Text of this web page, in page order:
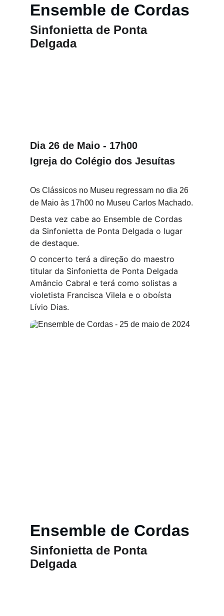
Dia 26 de Maio - 17h00
Igreja do Colégio dos Jesuítas
Os Clássicos no Museu regressam no dia 26
de Maio às 17h00 no Museu Carlos Machado.
Desta vez cabe ao Ensemble de Cordas
da Sinfonietta de Ponta Delgada o lugar
de destaque.
O concerto terá a direção do maestro
titular da Sinfonietta de Ponta Delgada
Amâncio Cabral e terá como solistas a
violetista Francisca Vilela e o oboísta
Lívio Dias.
Ensemble de Cordas
Sinfonietta de Ponta
Delgada
Ensemble de Cordas
Sinfonietta de Ponta
Delgada